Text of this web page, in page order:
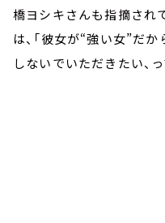
橋ヨシキさんも指摘され
は、「彼女が“強い女”だ
しないでいただきたい、